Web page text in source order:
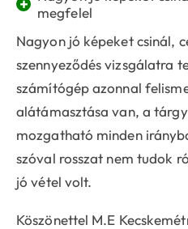
+
megfelel
Nagyon jó képeket csinál,
szennyeződés vizsgálatra
számítógép azonnal
alátámasztása van, a
mozgatható minden
szóval rosszat nem tudok
jó vétel volt.
Köszönettel M.E